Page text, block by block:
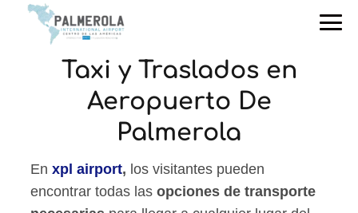
Taxi y Traslados en
Aeropuerto De
Palmerola
En xpl airport, los visitantes pueden
encontrar todas lasopciones de transporte